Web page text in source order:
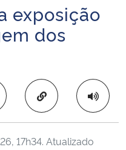
exposição
dos
Copiar para área
17h34. Atualizado